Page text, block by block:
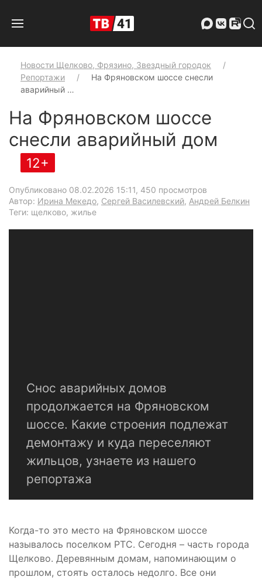
Новости Щелково, Фрязино, Звездный городок
Репортажи
На Фряновском шоссе снесли
аварийный …
На Фряновском шоссе
снесли аварийный дом
12+
Опубликовано 08.02.2026 15:11, 450 просмотров
Автор: Ирина Мекедо, Сергей Василевский, Андрей Белкин
Теги: щелково, жилье
Снос аварийных домов
продолжается на Фряновском
шоссе. Какие строения подлежат
демонтажу и куда переселяют
жильцов, узнаете из нашего
репортажа
Когда-то это место на Фряновском шоссе
называлось поселком РТС. Сегодня – часть города
Щелково. Деревянным домам, напоминающим о
прошлом, стоять осталось недолго. Все они